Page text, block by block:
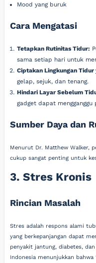
Mood yang buruk
Cara Mengatasi
Tetapkan Rutinitas Tidur:
sama setiap hari untuk
Ciptakan Lingkungan Tidur
gelap, sejuk, dan tenang.
Hindari Layar Sebelum
gadget dapat
Sumber Daya dan
Menurut Dr. Matthew Walker,
cukup sangat penting untuk
3. Stres Kronis
Rincian Masalah
Stres adalah respons alami
yang berkepanjangan dapat
penyakit jantung, diabetes,
Indonesia menunjukkan